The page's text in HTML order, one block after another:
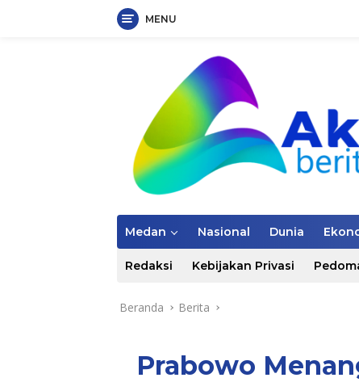
MENU
Medan Nasional Dunia
Redaksi Kebijakan Privasi
Beranda Berita
Prabowo